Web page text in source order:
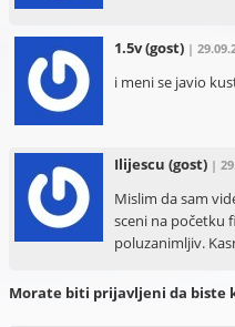
1.5v(gost) |
i meni se javio
Ilijescu (gost) |
Mislim da sam
sceni na početku
poluzanimljiv.
Morate biti prijavljeni da biste